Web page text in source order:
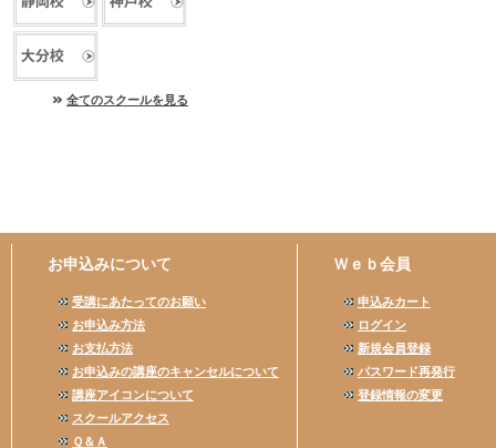
全てのスクールを見る
お申込みについて
受講にあたってのお願い
お申込み方法
お支払方法
お申込みの講座のキャンセルについて
講座アイコンについて
スクールアクセス
Ｑ＆Ａ
Ｗｅｂ会員
申込みカート
ログイン
新規会員登録
パスワード再発行
登録情報の変更